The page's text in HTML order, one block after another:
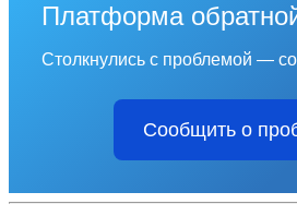
Платформа
Столкнулись с проблемой —
Сообщить о